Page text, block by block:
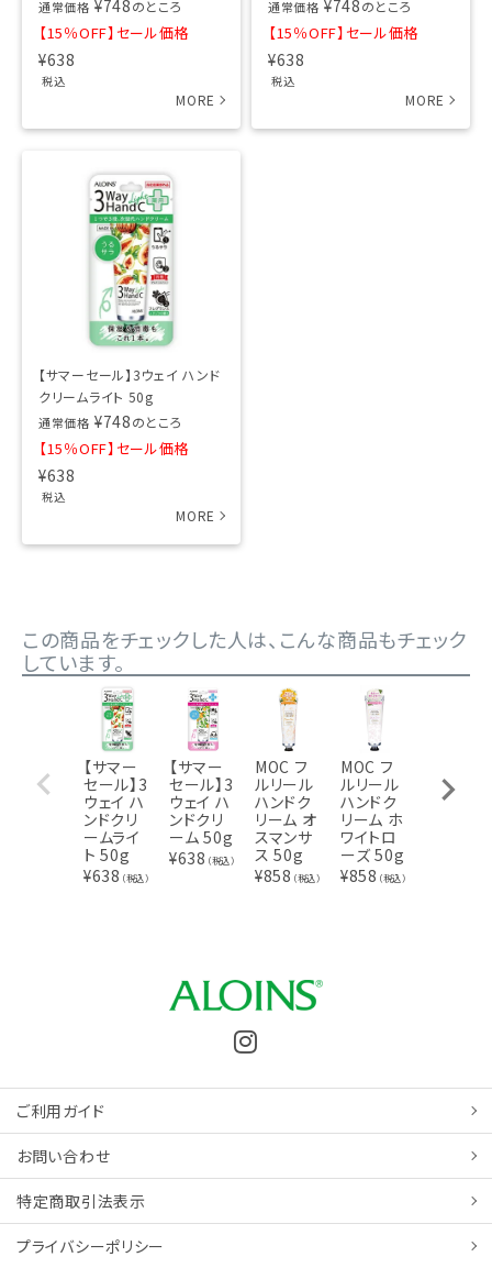
通常価格 ¥748のところ
【15％OFF】セール価格
¥638
税込
通常価格 ¥748のところ
【15％OFF】セール価格
¥638
税込
【サマーセール】3ウェイ ハンド
クリームライト 50g
通常価格 ¥748のところ
【15％OFF】セール価格
¥638
税込
この商品をチェックした人は、こんな商品もチェック
しています。
【サマー
セール】3
ウェイ ハ
ンドクリ
ームライ
ト 50g
¥638 （税込）
【サマー
セール】3
ウェイ ハ
ンドクリ
ーム 50g
¥638 （税込）
MOC フ
ルリール
ハンドク
リーム オ
スマンサ
ス 50g
¥858 （税込）
MOC フ
ルリール
ハンドク
リーム ホ
ワイトロ
ーズ 50g
¥858 （税込）
ハンドク
リーム E
ご利用ガイド
お問い合わせ
特定商取引法表示
プライバシーポリシー